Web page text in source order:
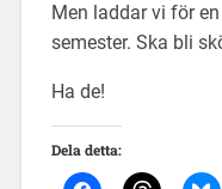
Men laddar vi för
semester. Ska bli
Ha de!
Dela detta: